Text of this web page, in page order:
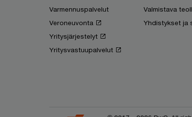
Varmennuspalvelut
Veroneuvonta
Yritysjärjestelyt
Yritysvastuupalvelut
Valmistava
Yhdistykset ja